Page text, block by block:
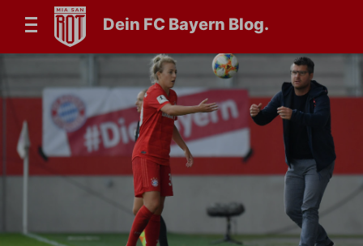
Dein FC Bayern Blog.